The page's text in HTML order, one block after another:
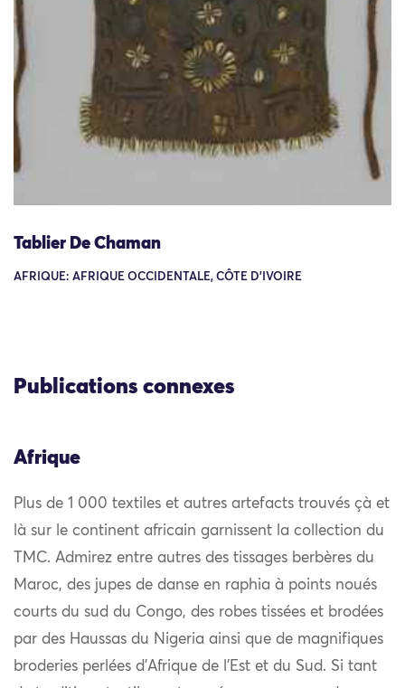
Tablier De Chaman
AFRIQUE: AFRIQUE OCCIDENTALE, CÔTE D'IVOIRE
Publications connexes
Afrique
Plus de 1 000 textiles et autres artefacts trouvés çà et
là sur le continent africain garnissent la collection du
TMC. Admirez entre autres des tissages berbères du
Maroc, des jupes de danse en raphia à points noués
courts du sud du Congo, des robes tissées et brodées
par des Haussas du Nigeria ainsi que de magnifiques
broderies perlées d’Afrique de l’Est et du Sud. Si tant